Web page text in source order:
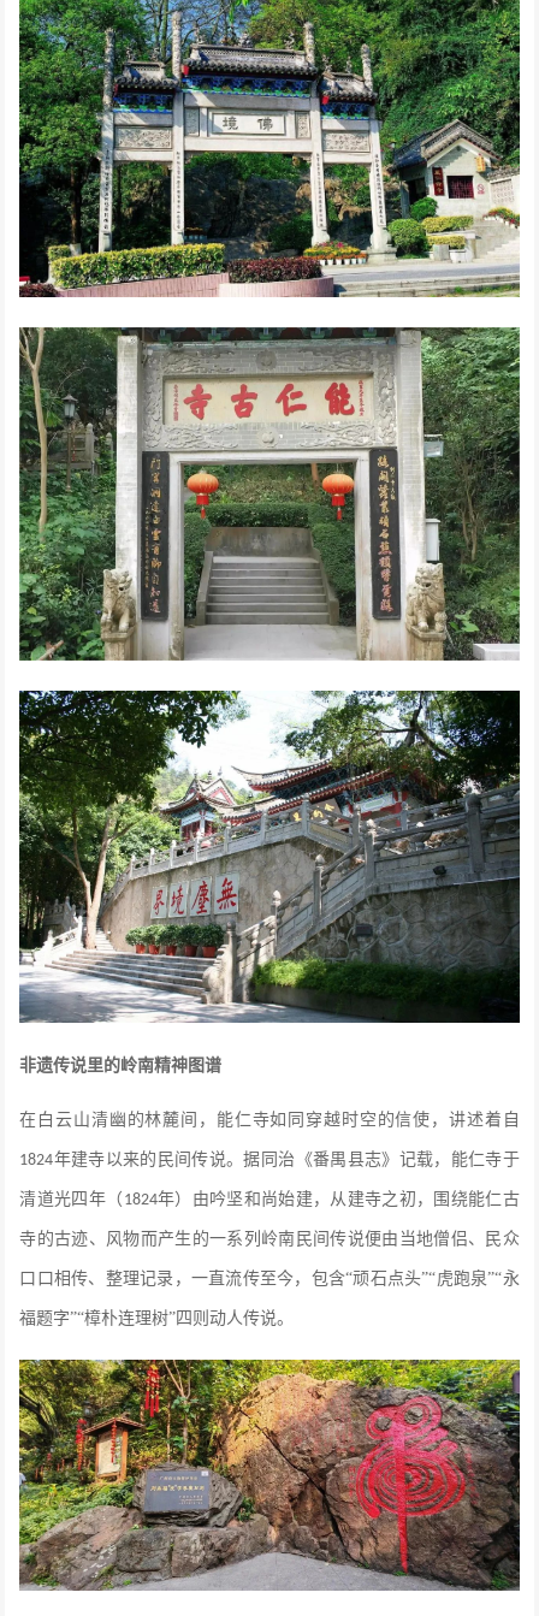
非遗传说里的岭南精神图谱
在白云山清幽的林麓间，能仁寺如同穿越时空的信使，讲述着自
1824年建寺以来的民间传说。据同治《番禺县志》记载，能仁寺于
清道光四年（ 1824年）由吟坚和尚始建，从建寺之初，围绕能仁古
寺的古迹、风物而产生的一系列岭南民间传说便由当地僧侣、民众
口口相传、整理记录，一直流传至今，包含“顽石点头”“虎跑泉”“永
福题字”“樟朴连理树”四则动人传说。